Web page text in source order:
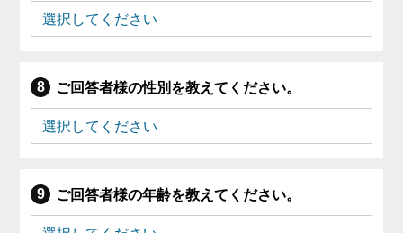
ご回答者様の性別を教えてください。
ご回答者様の年齢を教えてください。